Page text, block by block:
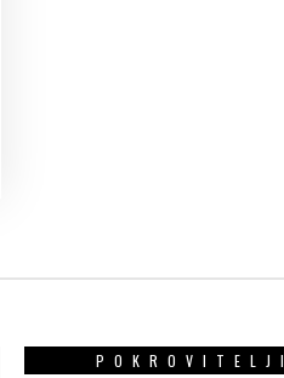
POKROVITELJI